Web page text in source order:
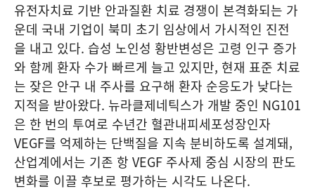
유전자치료 기반 안과질환 치료 경쟁이 본격화되는 가
운데 국내 기업이 북미 초기 임상에서 가시적인 진전
을 내고 있다. 습성 노인성 황반변성은 고령 인구 증가
와 함께 환자 수가 빠르게 늘고 있지만, 현재 표준 치료
는 잦은 안구 내 주사를 요구해 환자 순응도가 낮다는
지적을 받아왔다. 뉴라클제네틱스가 개발 중인 NG101
은 한 번의 투여로 수년간 혈관내피세포성장인자
VEGF를 억제하는 단백질을 지속 분비하도록 설계돼,
산업계에서는 기존 항 VEGF 주사제 중심 시장의 판도
변화를 이끌 후보로 평가하는 시각도 나온다.